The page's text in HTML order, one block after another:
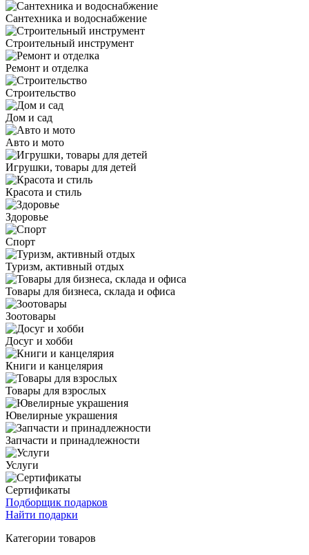
Сантехника и водоснабжение
Строительный инструмент
Ремонт и отделка
Строительство
Дом и сад
Авто и мото
Игрушки, товары для детей
Красота и стиль
Здоровье
Спорт
Туризм, активный отдых
Товары для бизнеса, склада и офиса
Зоотовары
Досуг и хобби
Книги и канцелярия
Товары для взрослых
Ювелирные украшения
Запчасти и принадлежности
Услуги
Сертификаты
Подборщик подарков
Найти подарки
Категории товаров